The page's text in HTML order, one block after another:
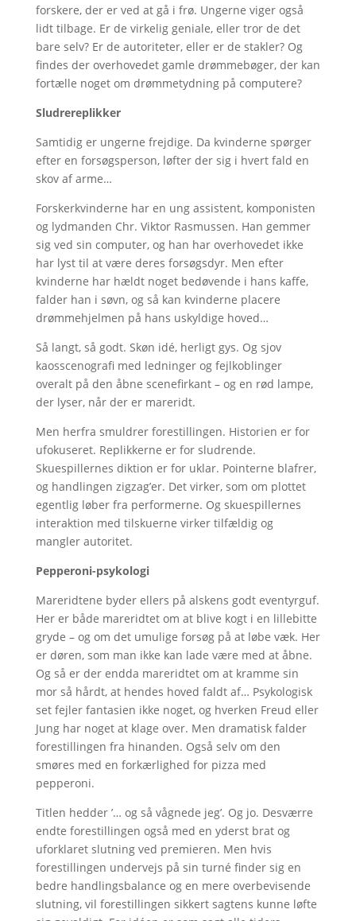
forskere, der er ved at gå i frø. Ungerne viger også
lidt tilbage. Er de virkelig geniale, eller tror de det
bare selv? Er de autoriteter, eller er de stakler? Og
findes der overhovedet gamle drømmebøger, der kan
fortælle noget om drømmetydning på computere?
Sludrereplikker
Samtidig er ungerne frejdige. Da kvinderne spørger
efter en forsøgsperson, løfter der sig i hvert fald en
skov af arme…
Forskerkvinderne har en ung assistent, komponisten
og lydmanden Chr. Viktor Rasmussen. Han gemmer
sig ved sin computer, og han har overhovedet ikke
har lyst til at være deres forsøgsdyr. Men efter
kvinderne har hældt noget bedøvende i hans kaffe,
falder han i søvn, og så kan kvinderne placere
drømmehjelmen på hans uskyldige hoved…
Så langt, så godt. Skøn idé, herligt gys. Og sjov
kaosscenografi med ledninger og fejlkoblinger
overalt på den åbne scenefirkant – og en rød lampe,
der lyser, når der er mareridt.
Men herfra smuldrer forestillingen. Historien er for
ufokuseret. Replikkerne er for sludrende.
Skuespillernes diktion er for uklar. Pointerne blafrer,
og handlingen zigzag’er. Det virker, som om plottet
egentlig løber fra performerne. Og skuespillernes
interaktion med tilskuerne virker tilfældig og
mangler autoritet.
Pepperoni-psykologi
Mareridtene byder ellers på alskens godt eventyrguf.
Her er både mareridtet om at blive kogt i en lillebitte
gryde – og om det umulige forsøg på at løbe væk. Her
er døren, som man ikke kan lade være med at åbne.
Og så er der endda mareridtet om at kramme sin
mor så hårdt, at hendes hoved faldt af… Psykologisk
set fejler fantasien ikke noget, og hverken Freud eller
Jung har noget at klage over. Men dramatisk falder
forestillingen fra hinanden. Også selv om den
smøres med en forkærlighed for pizza med
pepperoni.
Titlen hedder ’… og så vågnede jeg’. Og jo. Desværre
endte forestillingen også med en yderst brat og
uforklaret slutning ved premieren. Men hvis
forestillingen undervejs på sin turné finder sig en
bedre handlingsbalance og en mere overbevisende
slutning, vil forestillingen sikkert sagtens kunne løfte